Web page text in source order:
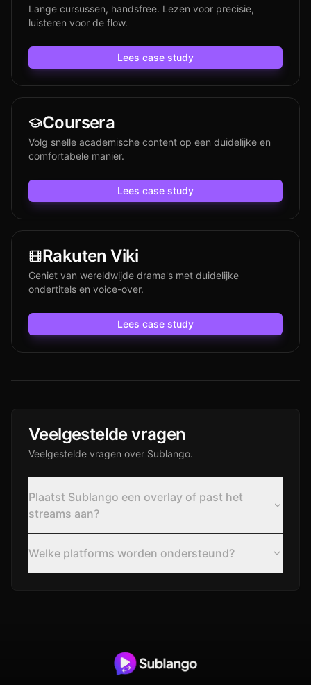
Lange cursussen, handsfree. Lezen voor precisie,
luisteren voor de flow.
Lees case study
Coursera
Volg snelle academische content op een duidelijke en
comfortabele manier.
Lees case study
Rakuten Viki
Geniet van wereldwijde drama's met duidelijke
ondertitels en voice-over.
Lees case study
Veelgestelde vragen
Veelgestelde vragen over Sublango.
Plaatst Sublango een overlay of past het
streams aan?
Welke platforms worden ondersteund?